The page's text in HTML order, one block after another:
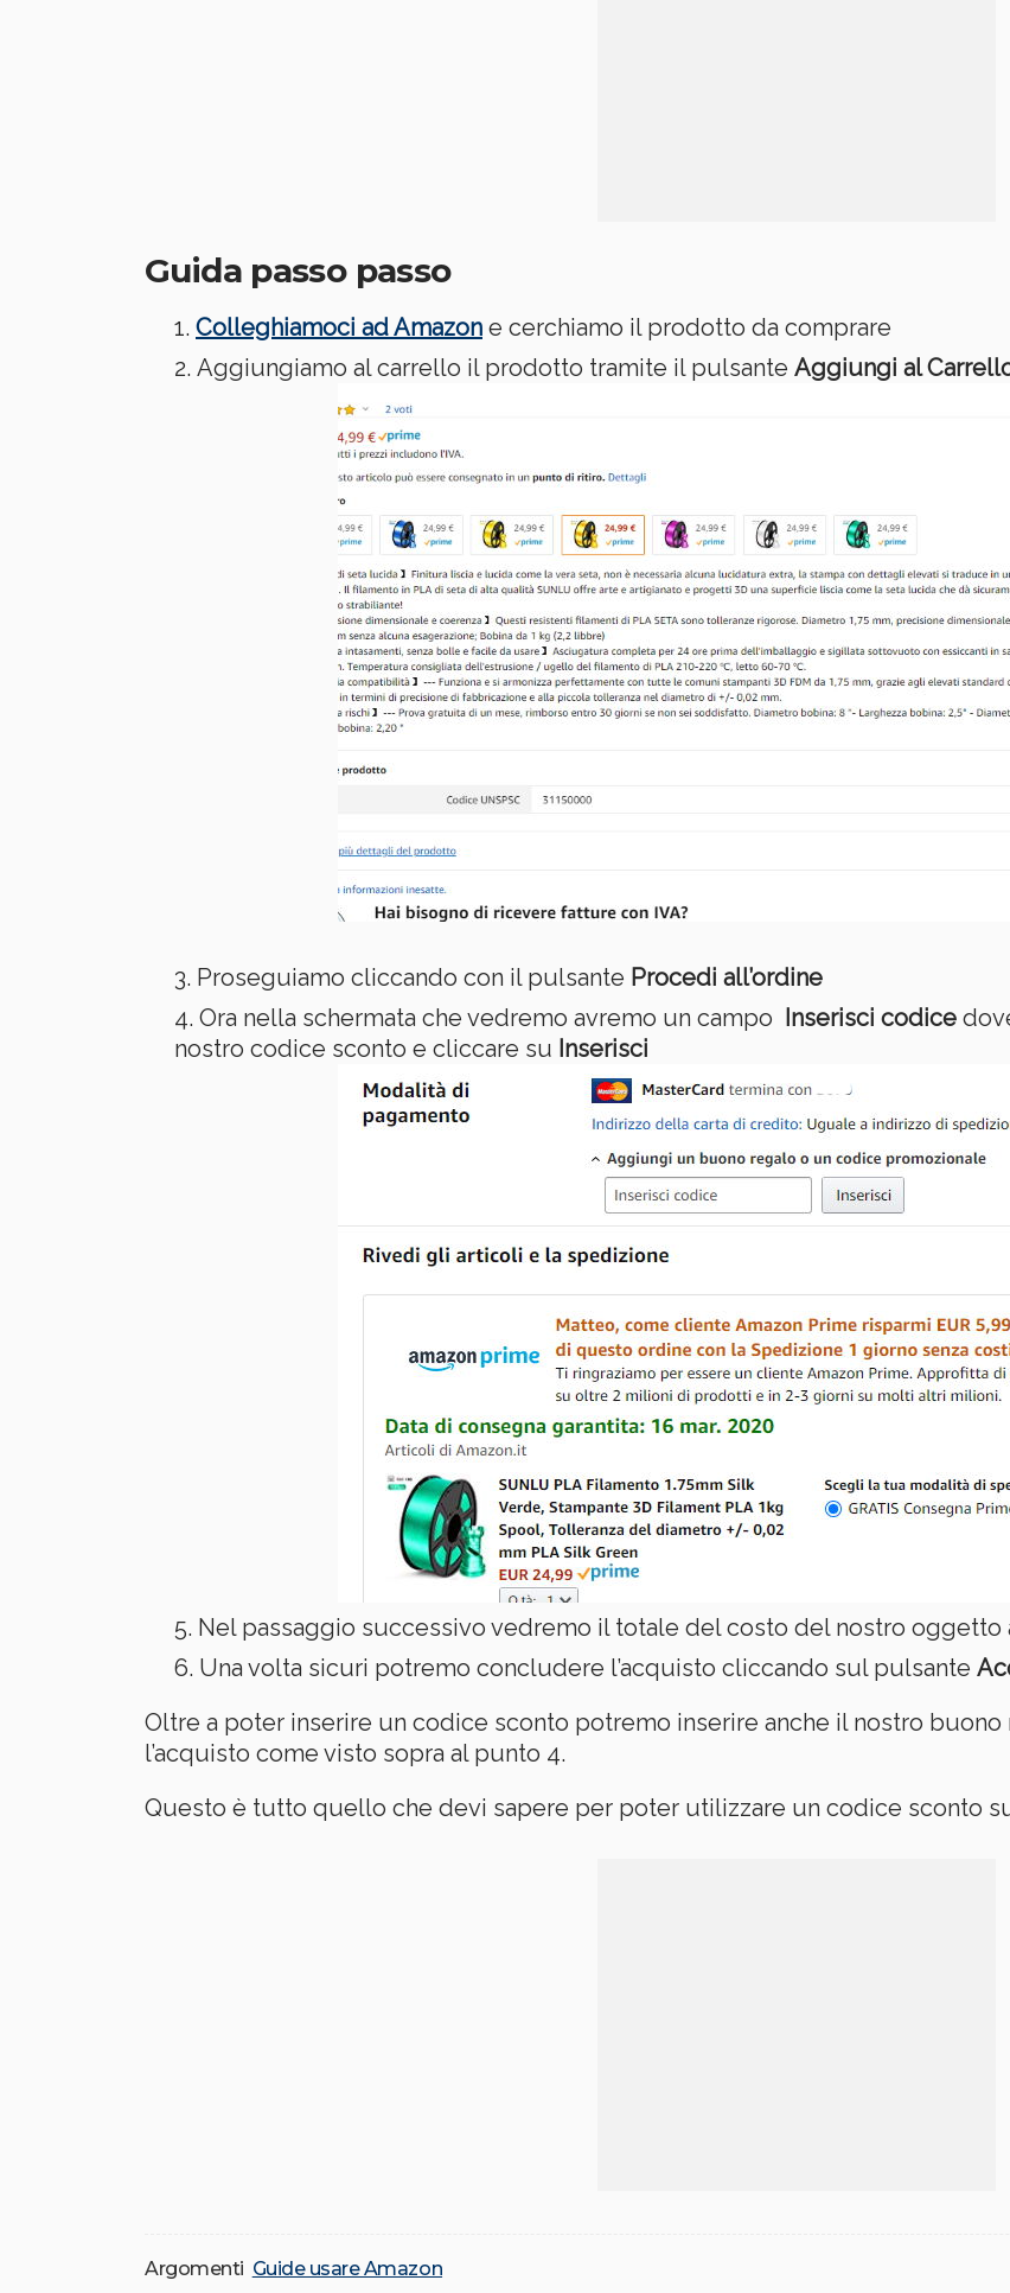
Guida passo passo
Colleghiamoci ad Amazon e cerchiamo il prodotto da comprare
Aggiungiamo al carrello il prodotto tramite il pulsante Aggiungi al
Proseguiamo cliccando con il pulsante Procedi all’ordine
Ora nella schermata che vedremo avremo un campo Inserisci codice
nostro codice sconto e cliccare su Inserisci
Nel passaggio successivo vedremo il totale del costo del nostro oggetto
Una volta sicuri potremo concludere l’acquisto cliccando sul pulsante
Oltre a poter inserire un codice sconto potremo inserire anche il nostro
l’acquisto come visto sopra al punto 4.
Questo è tutto quello che devi sapere per poter utilizzare un codice sconto
Argomenti Guide usare Amazon